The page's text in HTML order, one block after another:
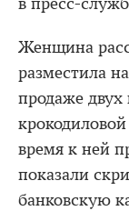
Женщина
разместила
продаже
время к ней
показали
банковскую